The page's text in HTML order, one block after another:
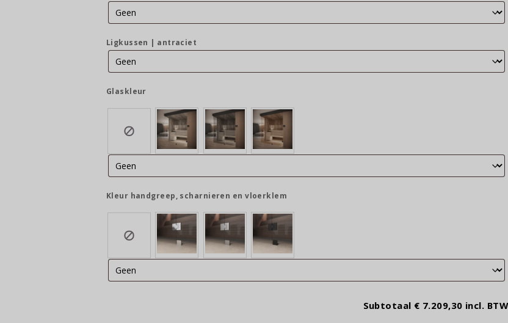
Ligkussen | antraciet
Glaskleur
Kleur handgreep, scharnieren en vloerklem
Subtotaal € 7.209,30 incl. BTW